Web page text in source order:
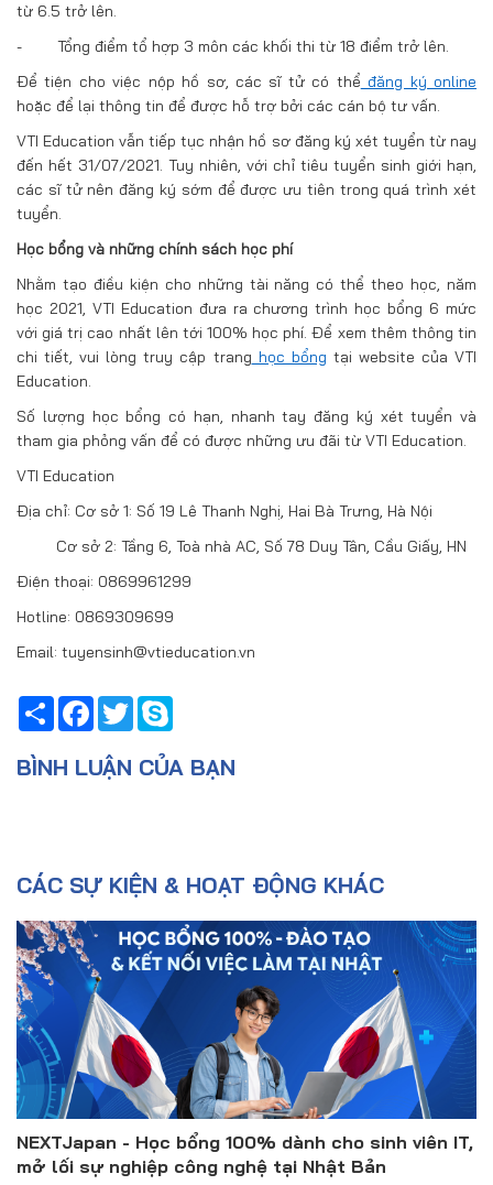
từ 6.5 trở lên.
- Tổng điểm tổ hợp 3 môn các khối thi từ 18 điểm trở lên.
Để tiện cho việc nộp hồ sơ, các sĩ tử có thể đăng ký online
hoặc để lại thông tin để được hỗ trợ bởi các cán bộ tư vấn.
VTI Education vẫn tiếp tục nhận hồ sơ đăng ký xét tuyển từ nay
đến hết 31/07/2021. Tuy nhiên, với chỉ tiêu tuyển sinh giới hạn,
các sĩ tử nên đăng ký sớm để được ưu tiên trong quá trình xét
tuyển.
Học bổng và những chính sách học phí
Nhằm tạo điều kiện cho những tài năng có thể theo học, năm
học 2021, VTI Education đưa ra chương trình học bổng 6 mức
với giá trị cao nhất lên tới 100% học phí. Để xem thêm thông tin
chi tiết, vui lòng truy cập trang học bổng tại website của VTI
Education.
Số lượng học bổng có hạn, nhanh tay đăng ký xét tuyển và
tham gia phỏng vấn để có được những ưu đãi từ VTI Education.
VTI Education
Địa chỉ: Cơ sở 1: Số 19 Lê Thanh Nghị, Hai Bà Trưng, Hà Nội
Cơ sở 2: Tầng 6, Toà nhà AC, Số 78 Duy Tân, Cầu Giấy, HN
Điện thoại: 0869961299
Hotline: 0869309699
Email: tuyensinh@vtieducation.vn
ShareFacebook
Twitter
BÌNH LUẬN CỦA BẠN
CÁC SỰ KIỆN & HOẠT ĐỘNG KHÁC
NEXTJapan - Học bổng 100% dành cho sinh viên IT,
mở lối sự nghiệp công nghệ tại Nhật Bản